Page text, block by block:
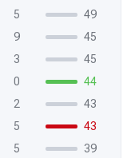
5
49
9
45
3
45
0
44
2
43
5
43
5
39